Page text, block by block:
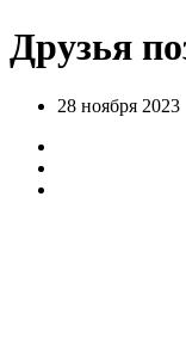
Друзья
28 ноября 2023